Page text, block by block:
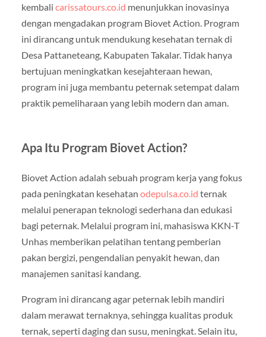
kembali carissatours.co.id menunjukkan inovasinya
dengan mengadakan program Biovet Action. Program
ini dirancang untuk mendukung kesehatan ternak di
Desa Pattaneteang, Kabupaten Takalar. Tidak hanya
bertujuan meningkatkan kesejahteraan hewan,
program ini juga membantu peternak setempat dalam
praktik pemeliharaan yang lebih modern dan aman.
Apa Itu Program Biovet Action?
Biovet Action adalah sebuah program kerja yang fokus
pada peningkatan kesehatan odepulsa.co.id ternak
melalui penerapan teknologi sederhana dan edukasi
bagi peternak. Melalui program ini, mahasiswa KKN-T
Unhas memberikan pelatihan tentang pemberian
pakan bergizi, pengendalian penyakit hewan, dan
manajemen sanitasi kandang.
Program ini dirancang agar peternak lebih mandiri
dalam merawat ternaknya, sehingga kualitas produk
ternak, seperti daging dan susu, meningkat. Selain itu,